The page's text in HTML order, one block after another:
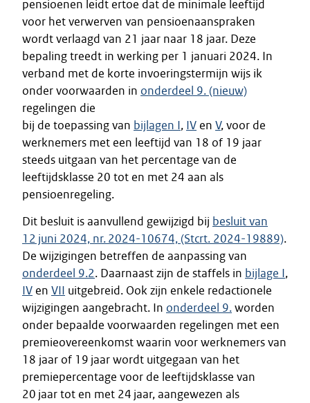
pensioenen leidt ertoe dat de minimale leeftijd
voor het verwerven van pensioenaanspraken
wordt verlaagd van 21 jaar naar 18 jaar. Deze
bepaling treedt in werking per 1 januari 2024. In
verband met de korte invoeringstermijn wijs ik
onder voorwaarden in onderdeel 9. (nieuw)
regelingen die
bij de toepassing van bijlagen I, IV en V, voor de
werknemers met een leeftijd van 18 of 19 jaar
steeds uitgaan van het percentage van de
leeftijdsklasse 20 tot en met 24 aan als
pensioenregeling.
Dit besluit is aanvullend gewijzigd bij besluit van
12 juni 2024, nr. 2024-10674, (Stcrt. 2024-19889).
De wijzigingen betreffen de aanpassing van
onderdeel 9.2. Daarnaast zijn de staffels in bijlage I,
IV en VII uitgebreid. Ook zijn enkele redactionele
wijzigingen aangebracht. In onderdeel 9.worden
onder bepaalde voorwaarden regelingen met een
premieovereenkomst waarin voor werknemers van
18 jaar of 19 jaar wordt uitgegaan van het
premiepercentage voor de leeftijdsklasse van
20 jaar tot en met 24 jaar, aangewezen als